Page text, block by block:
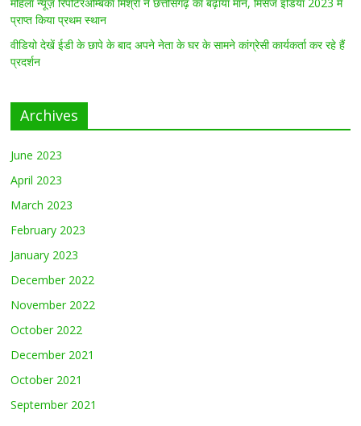
प्राप्त किया प्रथम स्थान
वीडियो देखें ईडी के छापे के बाद अपने नेता के घर के सामने कांग्रेसी कार्यकर्ता कर रहे हैं
प्रदर्शन
Archives
June 2023
April 2023
March 2023
February 2023
January 2023
December 2022
November 2022
October 2022
December 2021
October 2021
September 2021